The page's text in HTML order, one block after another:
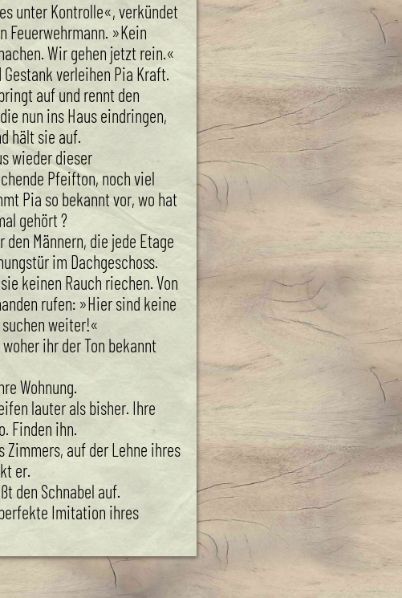
unter Kontrolle«, verkündet
Feuerwehrmann. »Kein
Wir gehen jetzt rein.«
Gestank verleihen Pia Kraft.
auf und rennt den
nun ins Haus eindringen,
hält sie auf.
wieder dieser
Pfeifton, noch viel
Pia so bekannt vor, wo hat
sie ihn schon einmal gehört ?
den Männern, die jede Etage
im Dachgeschoss.
keinen Rauch riechen. Von
rufen: »Hier sind keine
weiter!«
ihr der Ton bekannt
Wohnung.
lauter als bisher. Ihre
Finden ihn.
Zimmers, auf der Lehne ihres
er.
den Schnabel auf.
Imitation ihres